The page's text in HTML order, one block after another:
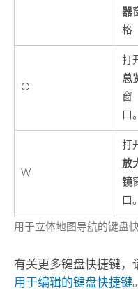
器
格
O
打
总
窗
口。
W
打
放
镜
口。
用于立体地图导航的键盘
有关更多键盘快捷键，
用于编辑的键盘快捷键。